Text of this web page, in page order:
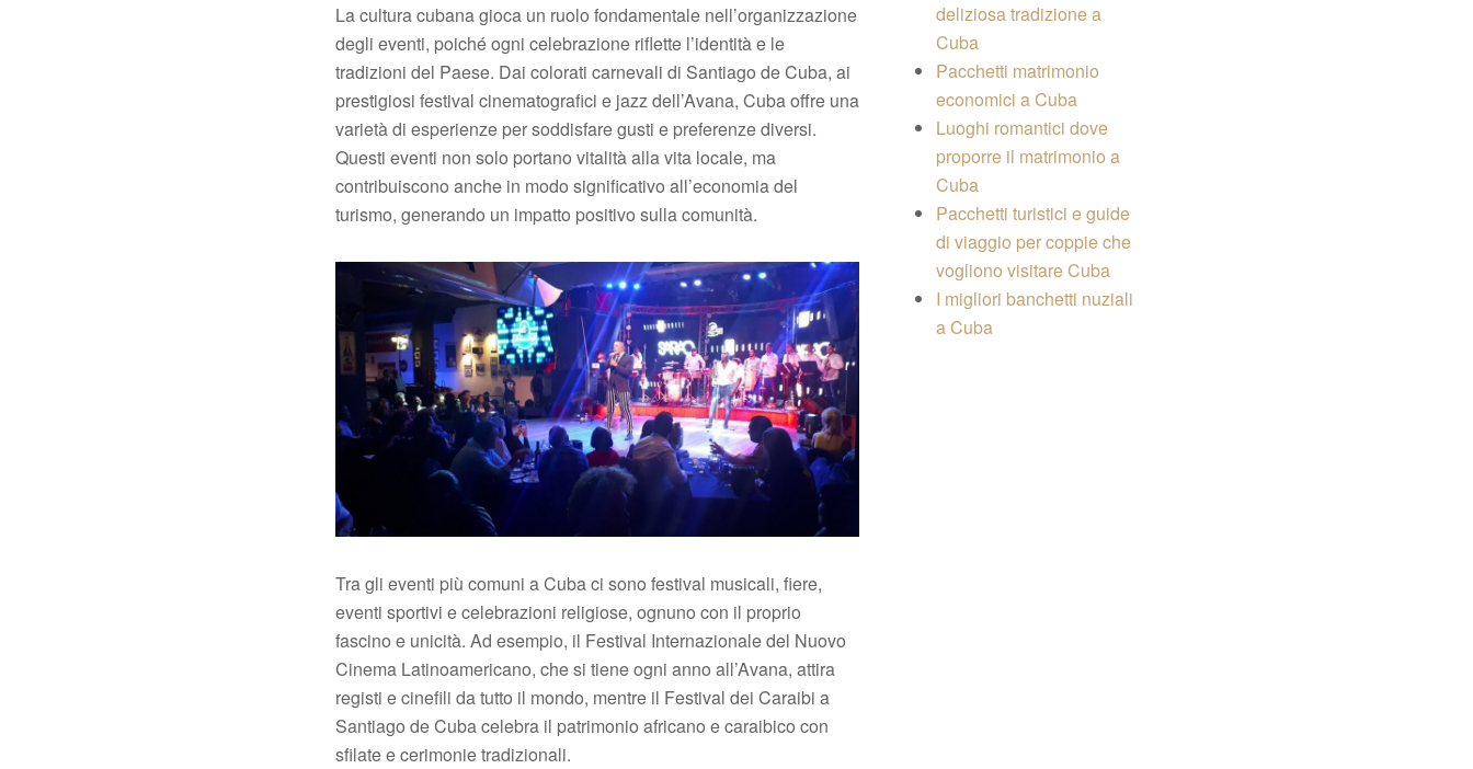
La cultura cubana gioca un ruolo fondamentale nell’organizzazione
degli eventi, poiché ogni celebrazione riflette l’identità e le
tradizioni del Paese. Dai colorati carnevali di Santiago de Cuba, ai
prestigiosi festival cinematografici e jazz dell’Avana, Cuba offre una
varietà di esperienze per soddisfare gusti e preferenze diversi.
Questi eventi non solo portano vitalità alla vita locale, ma
contribuiscono anche in modo significativo all’economia del
turismo, generando un impatto positivo sulla comunità.
Tra gli eventi più comuni a Cuba ci sono festival musicali, fiere,
eventi sportivi e celebrazioni religiose, ognuno con il proprio
fascino e unicità. Ad esempio, il Festival Internazionale del Nuovo
Cinema Latinoamericano, che si tiene ogni anno all’Avana, attira
registi e cinefili da tutto il mondo, mentre il Festival dei Caraibi a
Santiago de Cuba celebra il patrimonio africano e caraibico con
sfilate e cerimonie tradizionali.
deliziosa tradizione a
Cuba
Pacchetti matrimonio
economici a Cuba
Luoghi romantici dove
proporre il matrimonio a
Cuba
Pacchetti turistici e guide
di viaggio per coppie che
vogliono visitare Cuba
I migliori banchetti nuziali
a Cuba